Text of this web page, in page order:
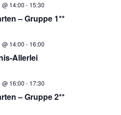
– Gruppe 1**
14:00 - 15:30
Allerlei
14:00 - 16:00
– Gruppe 2**
16:00 - 17:30